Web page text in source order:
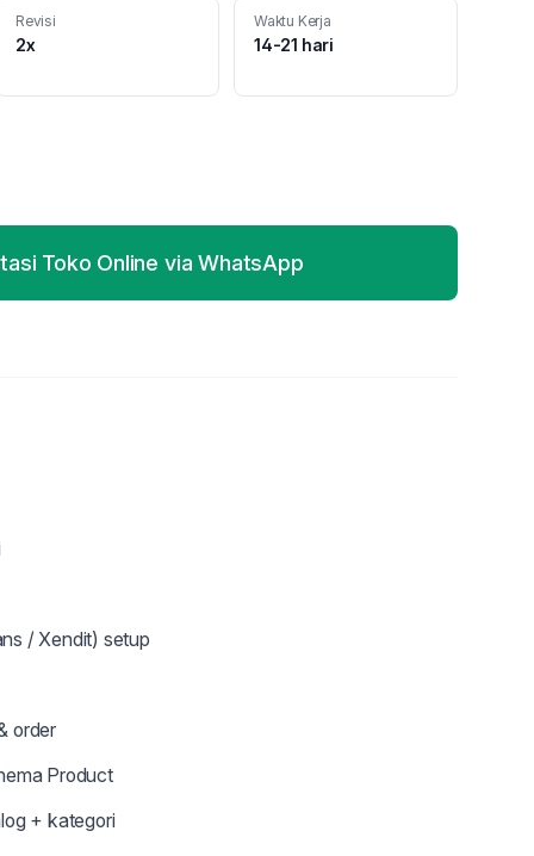
Revisi
2x
Waktu Kerja
14-21 hari
Toko Online via WhatsApp
/ Xendit) setup
order
Product
+ kategori